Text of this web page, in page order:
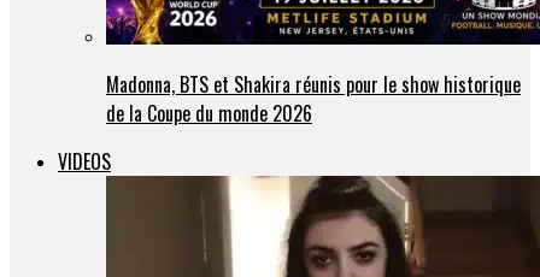
Madonna, BTS et Shakira réunis pour le show historique
de la Coupe du monde 2026
VIDEOS